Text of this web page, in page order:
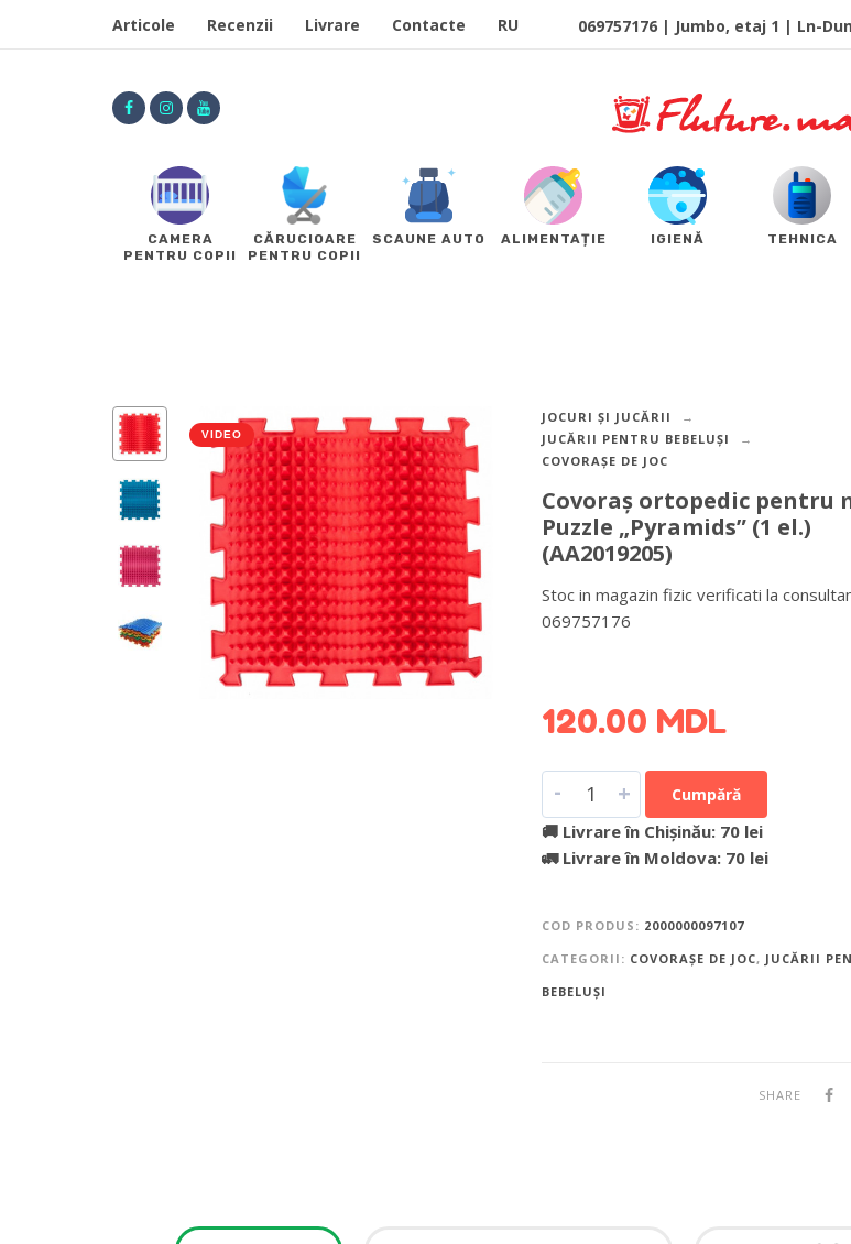
Articole Recenzii Livrare Contacte RU 069757176 | Jumbo, etaj 1 | Ln-
CAMERA
PENTRU COPII
CĂRUCIOARE
PENTRU COPII
SCAUNE AUTO ALIMENTAȚIE IGIENĂ TEHNICA
VIDEO
JOCURI ȘI JUCĂRII
JUCĂRII PENTRU BEBELUȘI
COVORAŞE DE JOC
Covoraș ortopedic pentru
Puzzle „Pyramids” (1 el.)
(AA2019205)
Stoc in magazin fizic verificati la
069757176
120.00 MDL
- + Cumpără
🚚 Livrare în Chișinău: 70 lei
🚛 Livrare în Moldova: 70 lei
COD PRODUS: 2000000097107
CATEGORII: COVORAŞE DE JOC, JUCĂRII
BEBELUȘI
SHARE